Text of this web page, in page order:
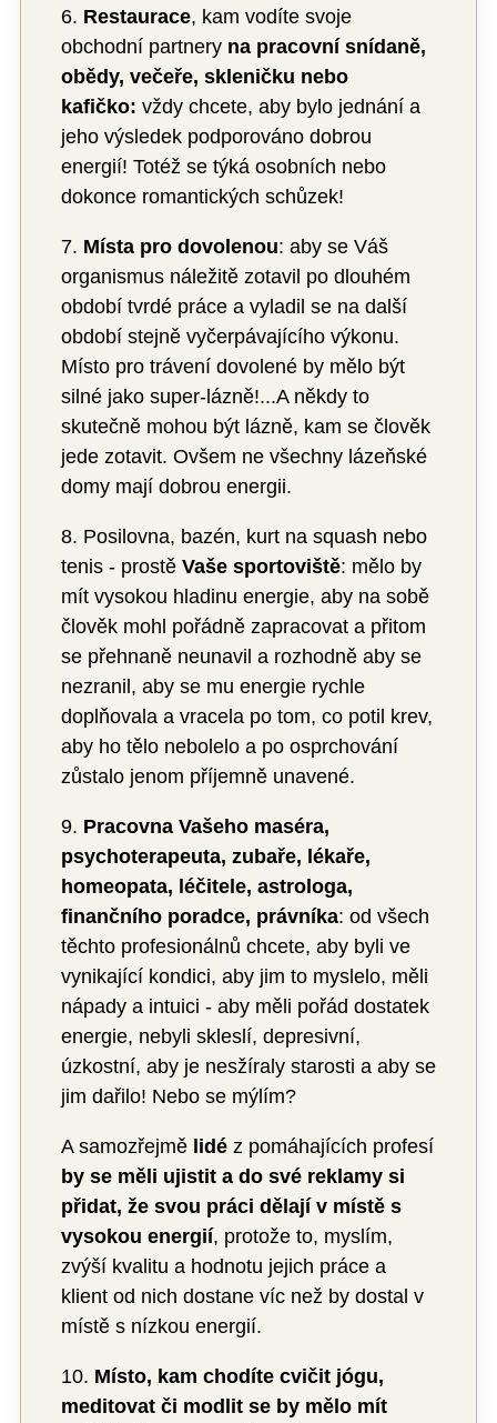
6. Restaurace, kam vodíte svoje
obchodní partnery na pracovní snídaně,
obědy, večeře, skleničku nebo
kafičko: vždy chcete, aby bylo jednání a
jeho výsledek podporováno dobrou
energií! Totéž se týká osobních nebo
dokonce romantických schůzek!
7. Místa pro dovolenou: aby se Váš
organismus náležitě zotavil po dlouhém
období tvrdé práce a vyladil se na další
období stejně vyčerpávajícího výkonu.
Místo pro trávení dovolené by mělo být
silné jako super-lázně!...A někdy to
skutečně mohou být lázně, kam se člověk
jede zotavit. Ovšem ne všechny lázeňské
domy mají dobrou energii.
8. Posilovna, bazén, kurt na squash nebo
tenis - prostě Vaše sportoviště: mělo by
mít vysokou hladinu energie, aby na sobě
člověk mohl pořádně zapracovat a přitom
se přehnaně neunavil a rozhodně aby se
nezranil, aby se mu energie rychle
doplňovala a vracela po tom, co potil krev,
aby ho tělo nebolelo a po osprchování
zůstalo jenom příjemně unavené.
9. Pracovna Vašeho maséra,
psychoterapeuta, zubaře, lékaře,
homeopata, léčitele, astrologa,
finančního poradce, právníka: od všech
těchto profesionálnů chcete, aby byli ve
vynikající kondici, aby jim to myslelo, měli
nápady a intuici - aby měli pořád dostatek
energie, nebyli skleslí, depresivní,
úzkostní, aby je nesžíraly starosti a aby se
jim dařilo! Nebo se mýlím?
A samozřejmě lidé z pomáhajících profesí
by se měli ujistit a do své reklamy si
přidat, že svou práci dělají v místě s
vysokou energií, protože to, myslím,
zvýší kvalitu a hodnotu jejich práce a
klient od nich dostane víc než by dostal v
místě s nízkou energií.
10. Místo, kam chodíte cvičit jógu,
meditovat či modlit se by mělo mít